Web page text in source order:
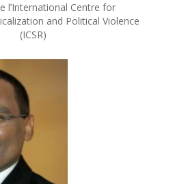
l’International Centre for
and Political Violence
(ICSR)